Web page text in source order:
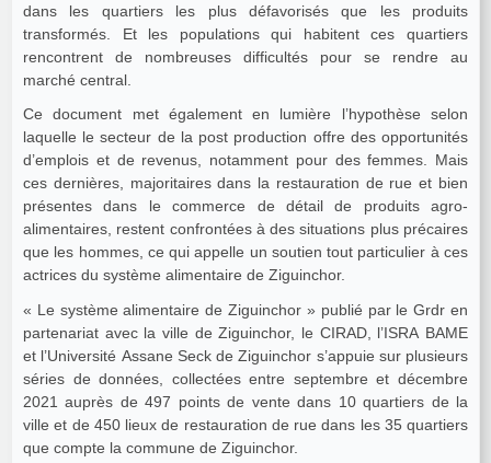
dans les quartiers les plus défavorisés que les produits
transformés. Et les populations qui habitent ces quartiers
rencontrent de nombreuses difficultés pour se rendre au
marché central.
Ce document met également en lumière l’hypothèse selon
laquelle le secteur de la post production offre des opportunités
d’emplois et de revenus, notamment pour des femmes. Mais
ces dernières, majoritaires dans la restauration de rue et bien
présentes dans le commerce de détail de produits agro-
alimentaires, restent confrontées à des situations plus précaires
que les hommes, ce qui appelle un soutien tout particulier à ces
actrices du système alimentaire de Ziguinchor.
« Le système alimentaire de Ziguinchor » publié par le Grdr en
partenariat avec la ville de Ziguinchor, le CIRAD, l’ISRA BAME
et l’Université Assane Seck de Ziguinchor s’appuie sur plusieurs
séries de données, collectées entre septembre et décembre
2021 auprès de 497 points de vente dans 10 quartiers de la
ville et de 450 lieux de restauration de rue dans les 35 quartiers
que compte la commune de Ziguinchor.